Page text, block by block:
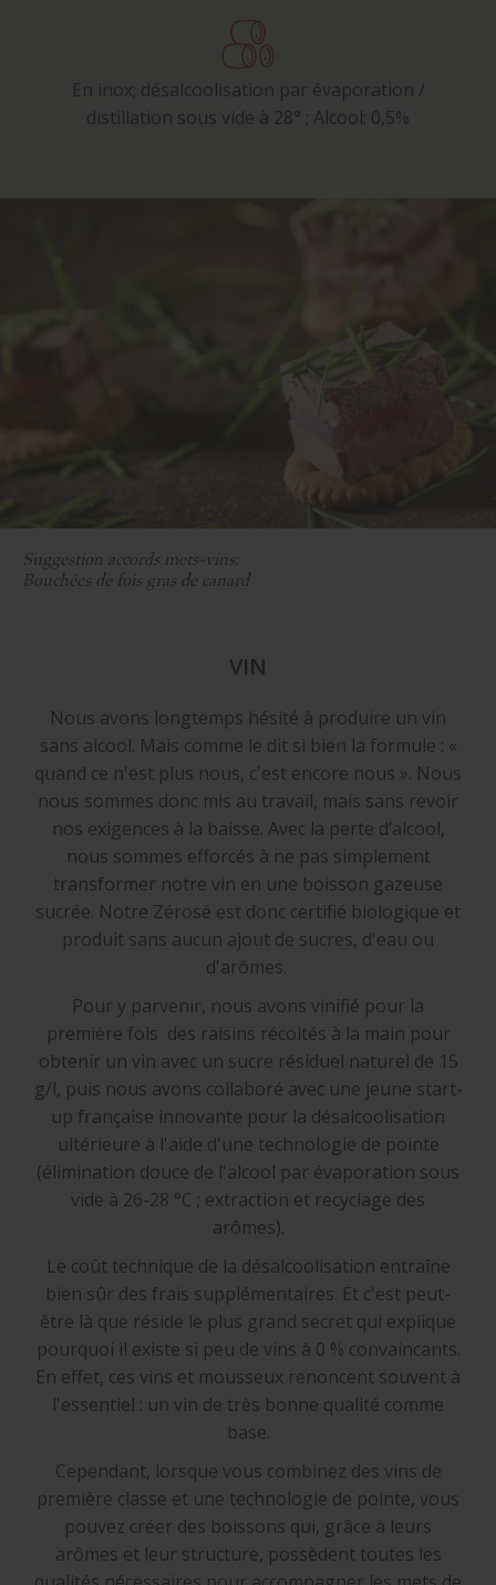
En inox; désalcoolisation par évaporation /
distillation sous vide à 28° ; Alcool: 0,5%
Suggestion accords mets-vins:
Bouchées de fois gras de canard
VIN
Nous avons longtemps hésité à produire un vin
sans alcool. Mais comme le dit si bien la formule : «
quand ce n'est plus nous, c'est encore nous ». Nous
nous sommes donc mis au travail, mais sans revoir
nos exigences à la baisse. Avec la perte d’alcool,
nous sommes efforcés à ne pas simplement
transformer notre vin en une boisson gazeuse
sucrée. Notre Zérosé est donc certifié biologique et
produit sans aucun ajout de sucres, d'eau ou
d'arômes.
Pour y parvenir, nous avons vinifié pour la
première fois des raisins récoltés à la main pour
obtenir un vin avec un sucre résiduel naturel de 15
g/l, puis nous avons collaboré avec une jeune start-
up française innovante pour la désalcoolisation
ultérieure à l'aide d'une technologie de pointe
(élimination douce de l'alcool par évaporation sous
vide à 26-28 °C ; extraction et recyclage des
arômes).
Le coût technique de la désalcoolisation entraîne
bien sûr des frais supplémentaires. Et c'est peut-
être là que réside le plus grand secret qui explique
pourquoi il existe si peu de vins à 0 % convaincants.
En effet, ces vins et mousseux renoncent souvent à
l'essentiel : un vin de très bonne qualité comme
base.
Cependant, lorsque vous combinez des vins de
première classe et une technologie de pointe, vous
pouvez créer des boissons qui, grâce à leurs
arômes et leur structure, possèdent toutes les